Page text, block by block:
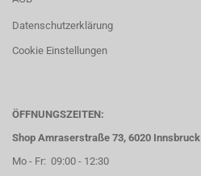
Datenschutzerklärung
Cookie Einstellungen
ÖFFNUNGSZEITEN:
Shop Amraserstraße 73, 6020 Innsbruck
Mo - Fr: 09:00 - 12:30